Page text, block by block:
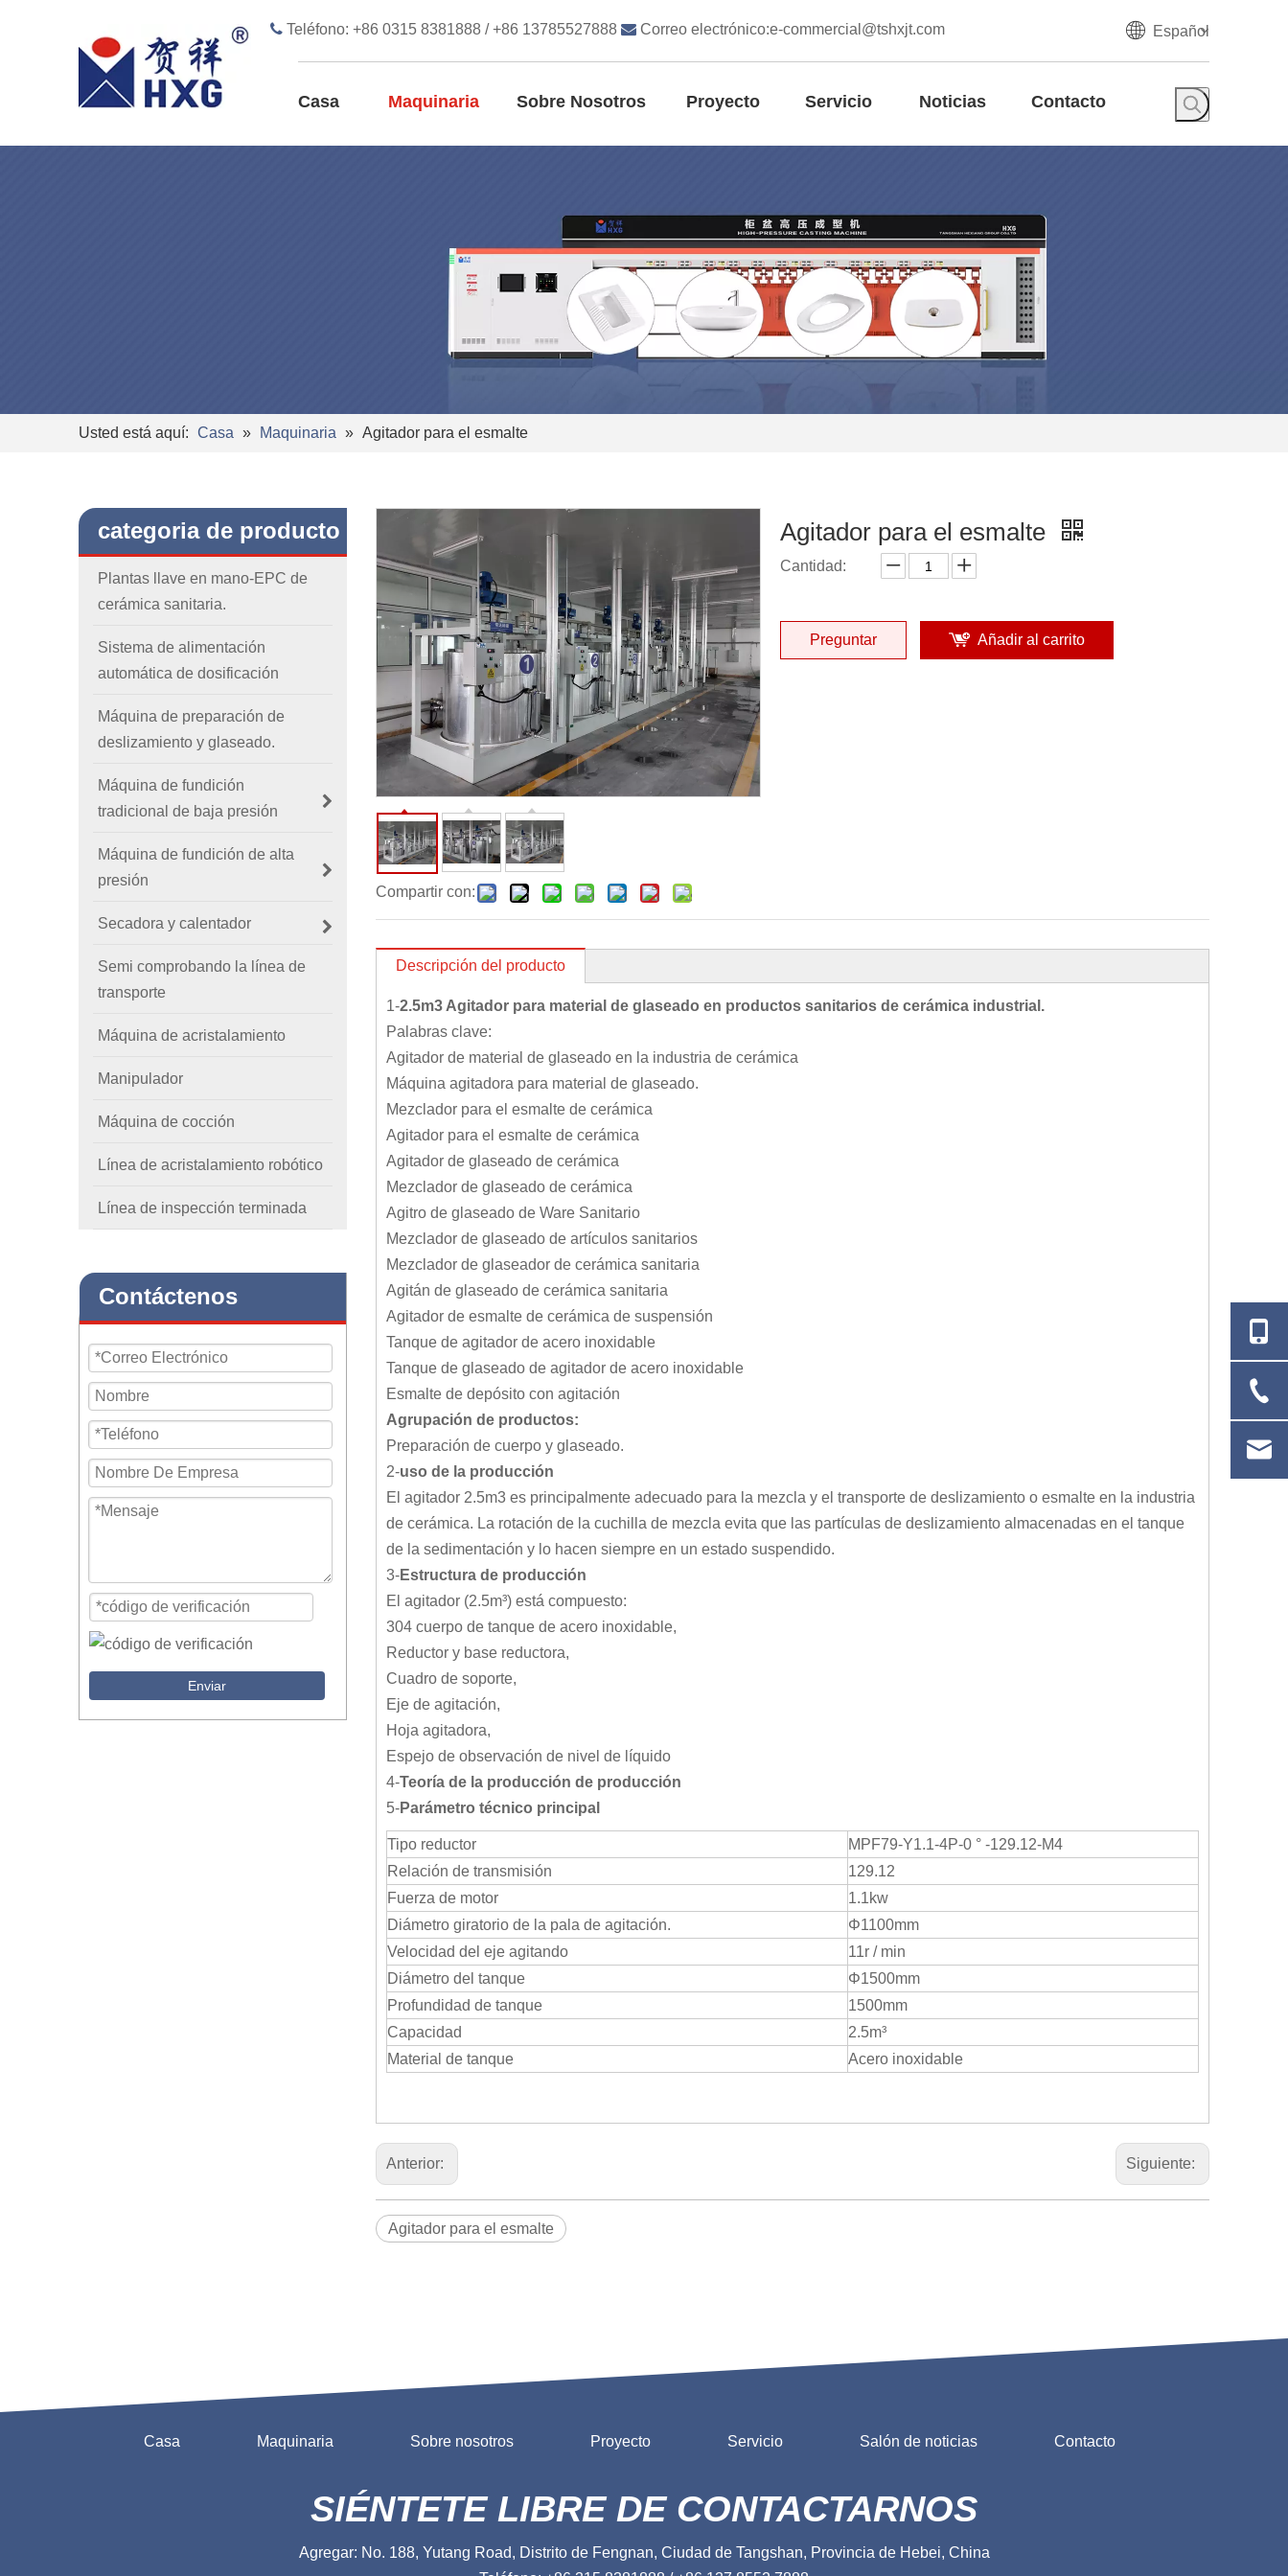
 Teléfono: +86 0315 8381888 / +86 13785527888  Correo electrónico:e-commercial@tshxjt.com Español
Casa Maquinaria Sobre Nosotros Proyecto Servicio Noticias Contacto
Usted está aquí: Casa » Maquinaria » Agitador para el esmalte
categoria de producto
Plantas llave en mano-EPC de
cerámica sanitaria.
Sistema de alimentación
automática de dosificación
Máquina de preparación de
deslizamiento y glaseado.
Máquina de fundición
tradicional de baja presión
Máquina de fundición de alta
presión
Secadora y calentador
Semi comprobando la línea de
transporte
Máquina de acristalamiento
Manipulador
Máquina de cocción
Línea de acristalamiento robótico
Línea de inspección terminada
Contáctenos
Enviar
Compartir con:
Agitador para el esmalte
Cantidad:
Preguntar Añadir al carrito
Descripción del producto
1-2.5m3 Agitador para material de glaseado en productos sanitarios de cerámica industrial.
Palabras clave:
Agitador de material de glaseado en la industria de cerámica
Máquina agitadora para material de glaseado.
Mezclador para el esmalte de cerámica
Agitador para el esmalte de cerámica
Agitador de glaseado de cerámica
Mezclador de glaseado de cerámica
Agitro de glaseado de Ware Sanitario
Mezclador de glaseado de artículos sanitarios
Mezclador de glaseador de cerámica sanitaria
Agitán de glaseado de cerámica sanitaria
Agitador de esmalte de cerámica de suspensión
Tanque de agitador de acero inoxidable
Tanque de glaseado de agitador de acero inoxidable
Esmalte de depósito con agitación
Agrupación de productos:
Preparación de cuerpo y glaseado.
2-uso de la producción
El agitador 2.5m3 es principalmente adecuado para la mezcla y el transporte de deslizamiento o esmalte en la industria
de cerámica. La rotación de la cuchilla de mezcla evita que las partículas de deslizamiento almacenadas en el tanque
de la sedimentación y lo hacen siempre en un estado suspendido.
3-Estructura de producción
El agitador (2.5m³) está compuesto:
304 cuerpo de tanque de acero inoxidable,
Reductor y base reductora,
Cuadro de soporte,
Eje de agitación,
Hoja agitadora,
Espejo de observación de nivel de líquido
4-Teoría de la producción de producción
5-Parámetro técnico principal
Tipo reductor
MPF79-Y1.1-4P-0 ° -129.12-M4
Relación de transmisión
129.12
Fuerza de motor
1.1kw
Diámetro giratorio de la pala de agitación.
Φ1100mm
Velocidad del eje agitando
11r / min
Diámetro del tanque
Φ1500mm
Profundidad de tanque
1500mm
Capacidad
2.5m³
Material de tanque
Acero inoxidable
Anterior: Siguiente:
Agitador para el esmalte
Casa Maquinaria Sobre nosotros Proyecto Servicio Salón de noticias Contacto
SIÉNTETE LIBRE DE CONTACTARNOS
Agregar: No. 188, Yutang Road, Distrito de Fengnan, Ciudad de Tangshan, Provincia de Hebei, China